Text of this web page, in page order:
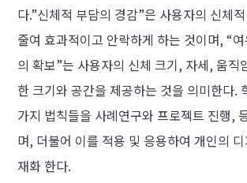
다.”신체적 부담의 경감”은 사용자의 신체
줄여 효과적이고 안락하게 하는 것이며, “
의 확보”는 사용자의 신체 크기, 자세, 움직
한 크기와 공간을 제공하는 것을 의미한다.
가지 법칙들을 사례연구와 프로젝트 진행,
며, 더불어 이를 적용 및 응용하여 개인의
재화 한다.